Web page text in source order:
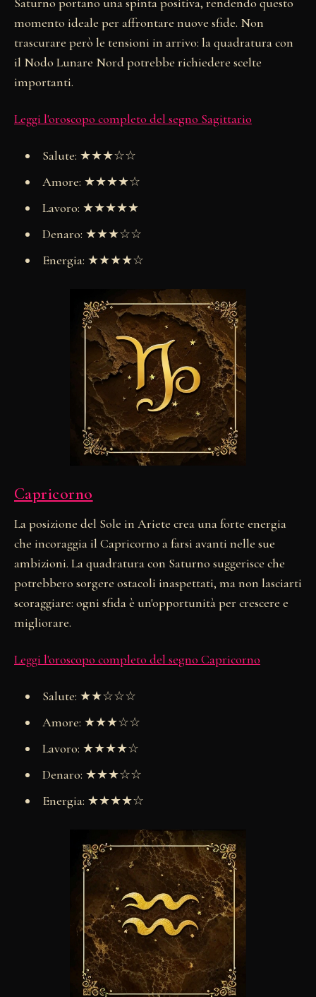
momento ideale per affrontare nuove sfide. Non
trascurare però le tensioni in arrivo: la quadratura con
il Nodo Lunare Nord potrebbe richiedere scelte
importanti.
Leggi l'oroscopo completo del segno Sagittario
Salute: ★★★☆☆
Amore: ★★★★☆
Lavoro: ★★★★★
Denaro: ★★★☆☆
Energia: ★★★★☆
Capricorno
La posizione del Sole in Ariete crea una forte energia
che incoraggia il Capricorno a farsi avanti nelle sue
ambizioni. La quadratura con Saturno suggerisce che
potrebbero sorgere ostacoli inaspettati, ma non lasciarti
scoraggiare: ogni sfida è un'opportunità per crescere e
migliorare.
Leggi l'oroscopo completo del segno Capricorno
Salute: ★★☆☆☆
Amore: ★★★☆☆
Lavoro: ★★★★☆
Denaro: ★★★☆☆
Energia: ★★★★☆